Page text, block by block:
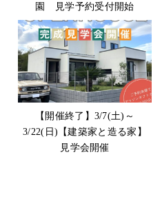
園 見学予約受付開始
【開催終了】3/7(土)～
3/22(日)【建築家と造る家】
見学会開催